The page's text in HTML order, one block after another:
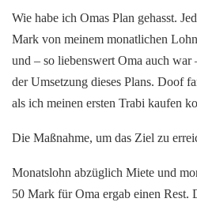
Wie habe ich Omas Plan gehasst.
Mark von meinem monatlichen
und – so liebenswert Oma auch war
der Umsetzung dieses Plans. Doof
als ich meinen ersten Trabi kaufen
Die Maßnahme, um das Ziel zu
Monatslohn abzüglich Miete und
50 Mark für Oma ergab einen Rest.